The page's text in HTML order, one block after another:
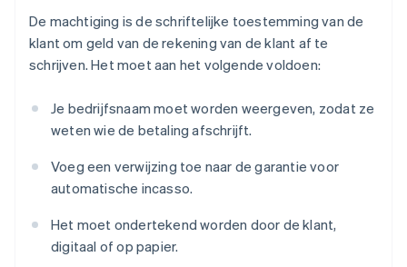
De machtiging is de schriftelijke toestemming van de
klant om geld van de rekening van de klant af te
schrijven. Het moet aan het volgende voldoen:
Je bedrijfsnaam moet worden weergeven, zodat ze
weten wie de betaling afschrijft.
Voeg een verwijzing toe naar de garantie voor
automatische incasso.
Het moet ondertekend worden door de klant,
digitaal of op papier.